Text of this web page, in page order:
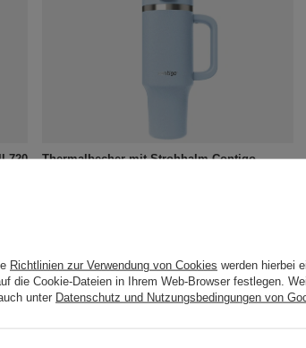
720
Thermalbecher mit Strohhalm Contigo
Richtlinien zur Verwendung von Cookies werden hierbei
die Cookie-Dateien in Ihrem Web-Browser festlegen.
unter Datenschutz und Nutzungsbedingungen von